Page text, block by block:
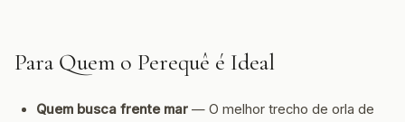
Para Quem o Perequê é Ideal
Quem busca frente mar — O melhor trecho de orla de